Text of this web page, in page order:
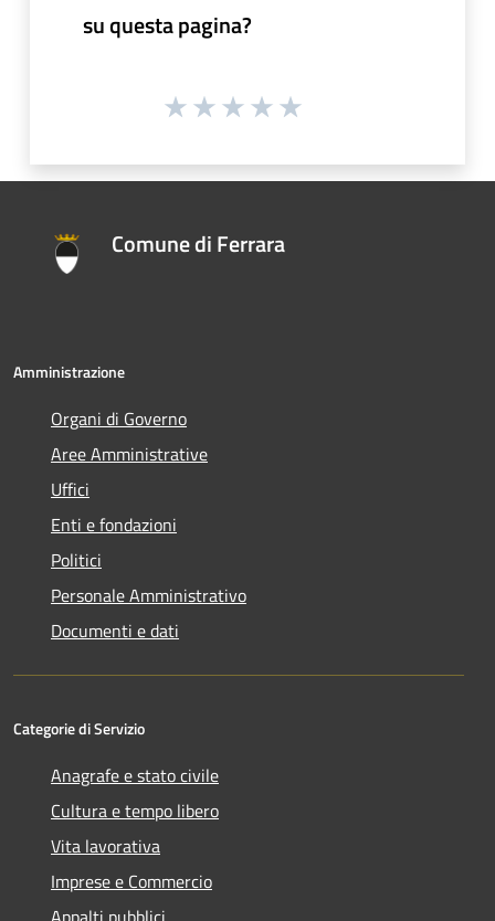
su questa pagina?
Comune di Ferrara
Amministrazione
Organi di Governo
Aree Amministrative
Uffici
Enti e fondazioni
Politici
Personale Amministrativo
Documenti e dati
Categorie di Servizio
Anagrafe e stato civile
Cultura e tempo libero
Vita lavorativa
Imprese e Commercio